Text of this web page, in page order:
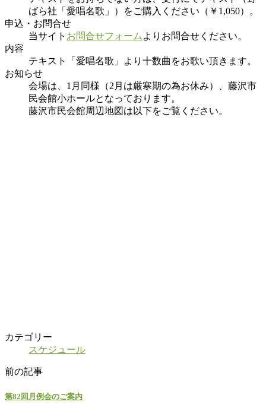
ばら社「愛唱名歌」）をご購入ください（￥1,050）。
申込・お問合せ
当サイト お問合せフォーム よりお問合せください。
内容
テキスト「愛唱名歌」より十数曲をお歌い頂きます。
お知らせ
会場は、1月同様（2月は厳寒期の為お休み）、藤沢市
民会館小ホールとなっております。
藤沢市民会館周辺地図は以下をご覧ください。
カテゴリー
スケジュール
前の記事
第82回月例会のご案内